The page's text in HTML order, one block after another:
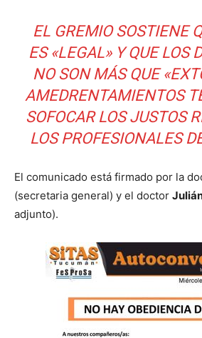
EL GREMIO SOSTIENE
ES «LEGAL» Y QUE LOS
NO SON MÁS QUE
AMEDRENTAMIENTOS
SOFOCAR LOS JUSTOS
LOS PROFESIONALES
El comunicado está firmado por la
(secretaria general) y el doctor
adjunto).